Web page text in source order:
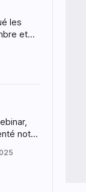
les
et
Objectif
notre